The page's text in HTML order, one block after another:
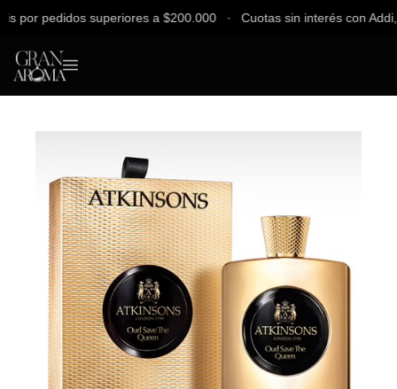
pedidos superiores a $200.000 ∙ Cuotas sin interés con Addi,